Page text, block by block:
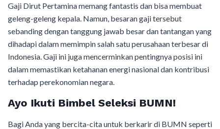
Gaji Dirut Pertamina memang fantastis dan bisa membuat
geleng-geleng kepala. Namun, besaran gaji tersebut
sebanding dengan tanggung jawab besar dan tantangan yang
dihadapi dalam memimpin salah satu perusahaan terbesar di
Indonesia. Gaji ini juga mencerminkan pentingnya posisi ini
dalam memastikan ketahanan energi nasional dan kontribusi
terhadap perekonomian negara.
Ayo Ikuti Bimbel Seleksi BUMN!
Bagi Anda yang bercita-cita untuk berkarir di BUMN seperti